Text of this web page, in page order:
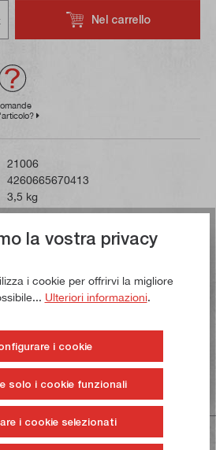
Nel carrello
21006
4260665670413
3,5 kg
della superficie e alla forza di
un numero qualsiasi di blocchi
dei prodotti
la vostra privacy
i cookie per offrirvi la migliore
Ulteriori informazioni.
i cookie
solo i cookie funzionali
i cookie selezionati